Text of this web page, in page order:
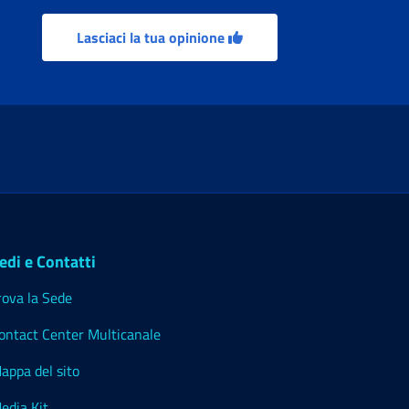
Lasciaci la tua opinione
e Contatti
la Sede
Center Multicanale
del sito